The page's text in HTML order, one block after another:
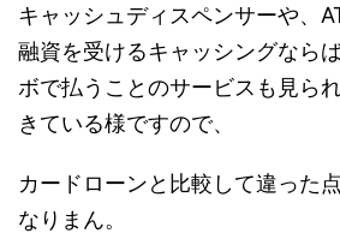
キャッシュディスペンサーや、
融資を受けるキャッシングなら
ボで払うことのサービスも見ら
きている様ですので、
カードローンと比較して違った
なりまん。